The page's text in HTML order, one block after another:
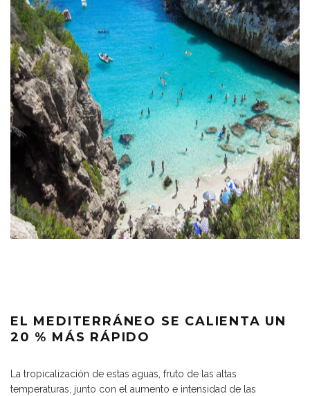
EL MEDITERRÁNEO SE CALIENTA UN
20 % MÁS RÁPIDO
La tropicalización de estas aguas, fruto de las altas
temperaturas, junto con el aumento e intensidad de las